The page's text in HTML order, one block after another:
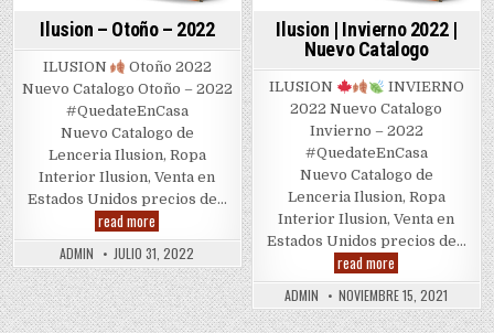
Ilusion – Otoño – 2022
ILUSION
Otoño 2022
Nuevo Catalogo Otoño – 2022
#QuedateEnCasa
Nuevo Catalogo de
Lenceria Ilusion, Ropa
Interior Ilusion, Venta en
Estados Unidos precios de…
read more
–
Otoño
–
2022
ADMIN JULIO 31, 2022
Ilusion | Invierno 2022 |
Nuevo Catalogo
ILUSION
INVIERNO
2022 Nuevo Catalogo
Invierno – 2022
#QuedateEnCasa
Nuevo Catalogo de
Lenceria Ilusion, Ropa
Interior Ilusion, Venta en
Estados Unidos precios de…
read more
|
Invierno
2022
|
ADMIN NOVIEMBRE 15, 2021